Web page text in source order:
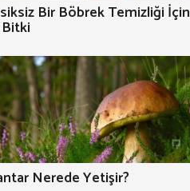
Bir Böbrek Temizliği İçin
Nerede Yetişir?